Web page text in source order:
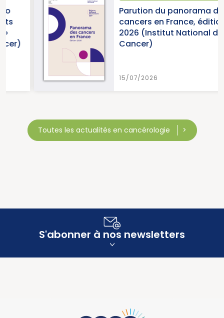
Parution du panorama des
cancers en France, édition
2026 (Institut National du
Cancer)
15/07/2026
Toutes les actualités en cancérologie
S'abonner à nos newsletters